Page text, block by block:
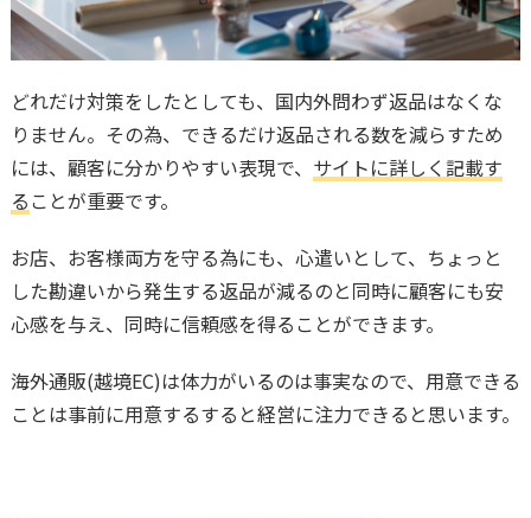
どれだけ対策をしたとしても、国内外問わず返品はなくな
りません。その為、できるだけ返品される数を減らすため
には、顧客に分かりやすい表現で、 サイトに詳しく記載す
る ことが重要です。
お店、お客様両方を守る為にも、心遣いとして、ちょっと
した勘違いから発生する返品が減るのと同時に顧客にも安
心感を与え、同時に信頼感を得ることができます。
海外通販(越境EC)は体力がいるのは事実なので、用意できる
ことは事前に用意するすると経営に注力できると思います。